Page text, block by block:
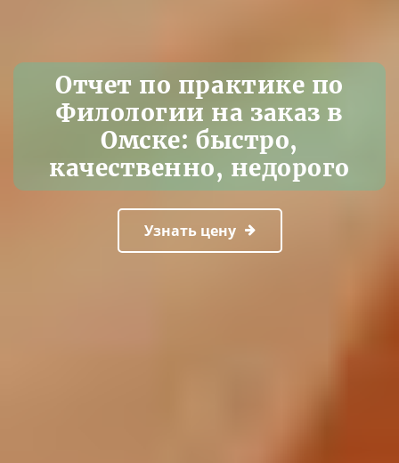
Отчет по практике по
Филологии на заказ в
Омске: быстро,
качественно, недорого
Узнать цену